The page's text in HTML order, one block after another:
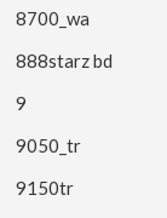
8700_wa
888starz bd
9
9050_tr
9150tr